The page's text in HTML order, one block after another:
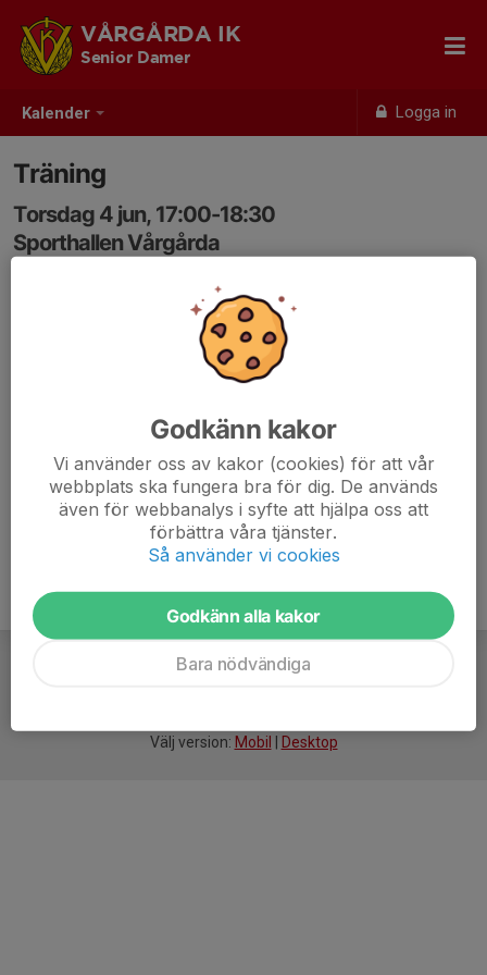
Kalender Logga in
VÅRGÅRDA IK
Senior Damer
Träning
Torsdag 4 jun, 17:00-18:30
Sporthallen Vårgårda
Välj version: Mobil Desktop
Godkänn kakor
Vi använder oss av kakor (cookies) för att vår
webbplats ska fungera bra för dig. De används
även för webbanalys i syfte att hjälpa oss att
förbättra våra tjänster.
Så använder vi cookies
Godkänn alla kakor
Bara nödvändiga